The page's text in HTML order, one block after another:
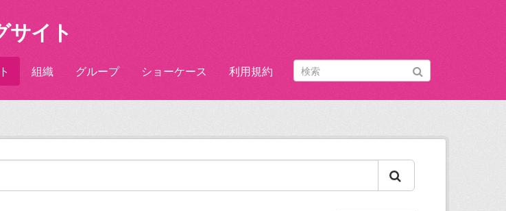
サイト
組織 グループ ショーケース 利用規約